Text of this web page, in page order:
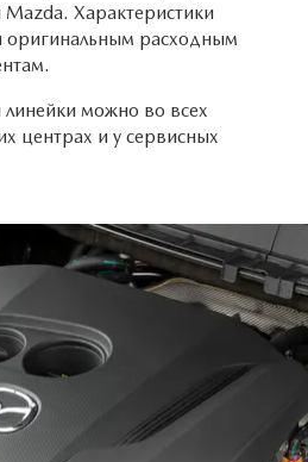
Характеристики
оригинальным расходным
можно во всех
центрах и у сервисных